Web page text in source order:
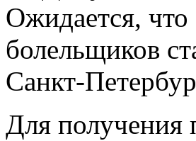
Ожидается,
болельщиков
Санкт-
Для получения